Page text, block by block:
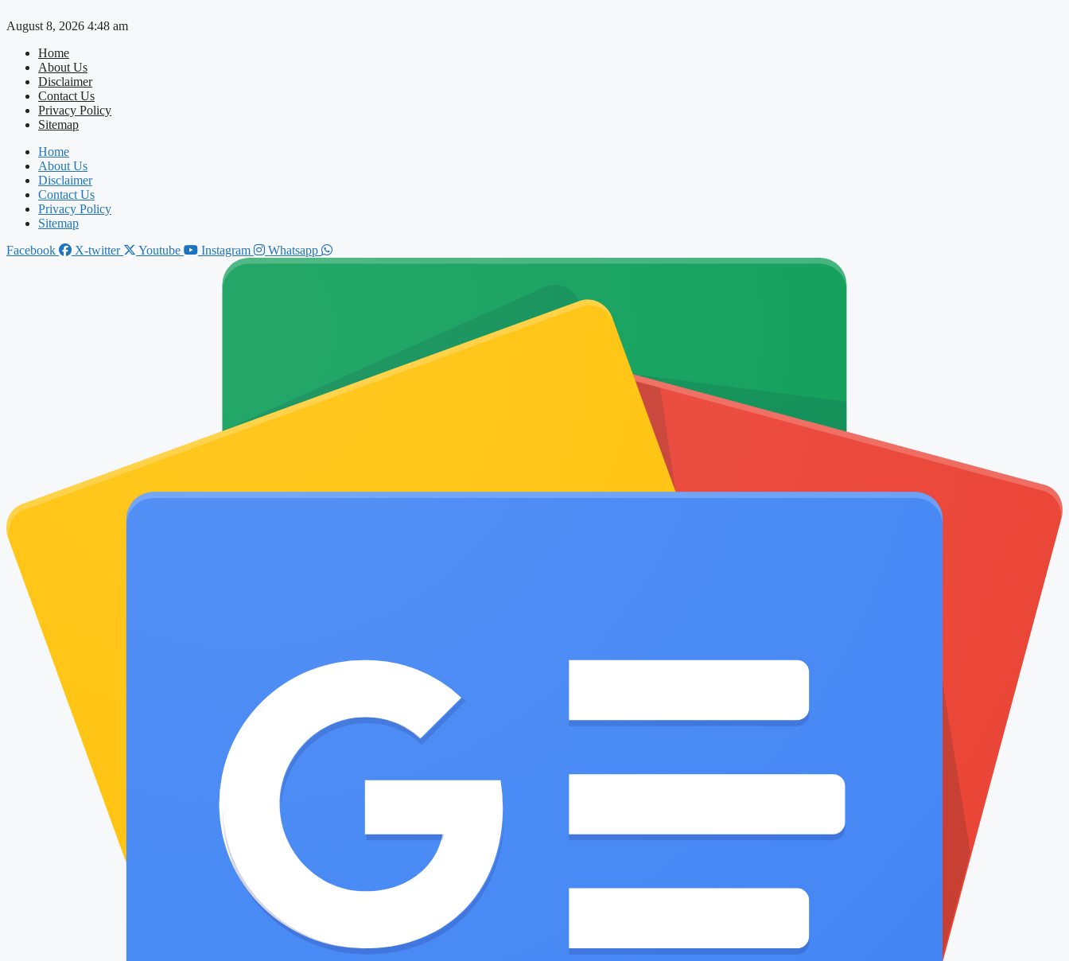
to
August 8, 2026 4:48 am
Home
About Us
Disclaimer
Contact Us
Privacy Policy
Sitemap
Home
About Us
Disclaimer
Contact Us
Privacy Policy
Sitemap
Facebook
X-twitter Youtube Instagram Whatsapp